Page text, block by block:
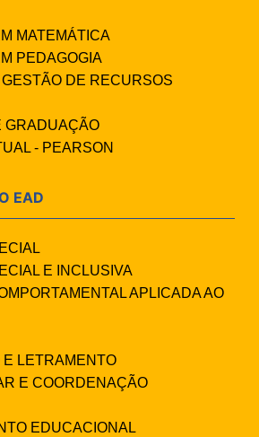
MATEMÁTICA
PEDAGOGIA
DE RECURSOS
GRADUAÇÃO
- PEARSON
EAD
E INCLUSIVA
APLICADA AO
LETRAMENTO
E COORDENAÇÃO
EDUCACIONAL